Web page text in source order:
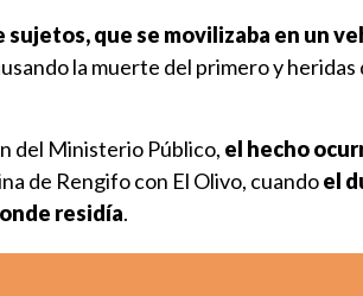
que se movilizaba en un
la muerte del primero y heridas
del Ministerio Público, el hecho
de Rengifo con El Olivo, cuandoel
residía.